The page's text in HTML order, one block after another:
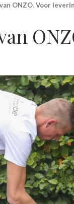
ONZO. Voor